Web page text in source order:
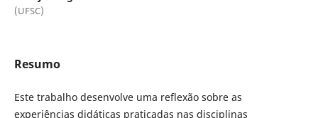
(UFSC)
Resumo
Este trabalho desenvolve uma reflexão sobre as
experiências didáticas praticadas nas disciplinas